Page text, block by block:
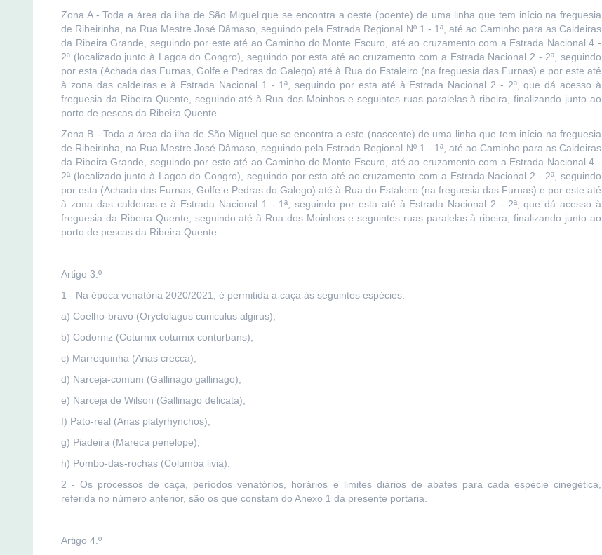
Zona A - Toda a área da ilha de São Miguel que se encontra a oeste (poente) de uma linha que tem início na freguesia
de Ribeirinha, na Rua Mestre José Dâmaso, seguindo pela Estrada Regional Nº 1 - 1ª, até ao Caminho para as Caldeiras
da Ribeira Grande, seguindo por este até ao Caminho do Monte Escuro, até ao cruzamento com a Estrada Nacional 4 -
2ª (localizado junto à Lagoa do Congro), seguindo por esta até ao cruzamento com a Estrada Nacional 2 - 2ª, seguindo
por esta (Achada das Furnas, Golfe e Pedras do Galego) até à Rua do Estaleiro (na freguesia das Furnas) e por este até
à zona das caldeiras e à Estrada Nacional 1 - 1ª, seguindo por esta até à Estrada Nacional 2 - 2ª, que dá acesso à
freguesia da Ribeira Quente, seguindo até à Rua dos Moinhos e seguintes ruas paralelas à ribeira, finalizando junto ao
porto de pescas da Ribeira Quente.
Zona B - Toda a área da ilha de São Miguel que se encontra a este (nascente) de uma linha que tem início na freguesia
de Ribeirinha, na Rua Mestre José Dâmaso, seguindo pela Estrada Regional Nº 1 - 1ª, até ao Caminho para as Caldeiras
da Ribeira Grande, seguindo por este até ao Caminho do Monte Escuro, até ao cruzamento com a Estrada Nacional 4 -
2ª (localizado junto à Lagoa do Congro), seguindo por esta até ao cruzamento com a Estrada Nacional 2 - 2ª, seguindo
por esta (Achada das Furnas, Golfe e Pedras do Galego) até à Rua do Estaleiro (na freguesia das Furnas) e por este até
à zona das caldeiras e à Estrada Nacional 1 - 1ª, seguindo por esta até à Estrada Nacional 2 - 2ª, que dá acesso à
freguesia da Ribeira Quente, seguindo até à Rua dos Moinhos e seguintes ruas paralelas à ribeira, finalizando junto ao
porto de pescas da Ribeira Quente.
Artigo 3.º
1 - Na época venatória 2020/2021, é permitida a caça às seguintes espécies:
a) Coelho-bravo (Oryctolagus cuniculus algirus);
b) Codorniz (Coturnix coturnix conturbans);
c) Marrequinha (Anas crecca);
d) Narceja-comum (Gallinago gallinago);
e) Narceja de Wilson (Gallinago delicata);
f) Pato-real (Anas platyrhynchos);
g) Piadeira (Mareca penelope);
h) Pombo-das-rochas (Columba livia).
2 - Os processos de caça, períodos venatórios, horários e limites diários de abates para cada espécie cinegética,
referida no número anterior, são os que constam do Anexo 1 da presente portaria.
Artigo 4.º